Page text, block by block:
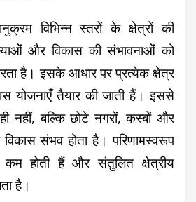
विभिन्न स्तरों के क्षेत्रों की
और विकास की संभावनाओं को
है। इसके आधार पर प्रत्येक क्षेत्र
योजनाएँ तैयार की जाती हैं। इससे
नहीं, बल्कि छोटे नगरों, कस्बों और
विकास संभव होता है। परिणामस्वरूप
कम होती हैं और संतुलित क्षेत्रीय
है।